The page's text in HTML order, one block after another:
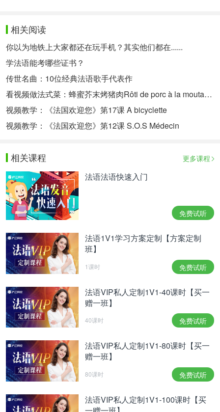
以上是为大家介绍的表示“地方”的法语词汇的相关内
容，希望对大家有一定的帮助。更多法语相关信息，
可以关注沪江网查询。
特别提醒：如果您对法语学习感兴趣，想要深入学
习，可以了解沪江网校精品课程，量身定制高效实用
200畅学卡。
相关热点：法语入门 休闲法语词汇 法语练习
相关阅读
你以为地铁上大家都还在玩手机？其实他们都在......
学法语能考哪些证书？
传世名曲：10位经典法语歌手代表作
看视频做法式菜：蜂蜜芥末烤猪肉Rôti de porc à la moutarde et miel
视频教学：《法国欢迎您》第17课 A bicyclette
视频教学：《法国欢迎您》第12课 S.O.S Médecin
相关课程 更多课程
法语法语快速入门
免费试听
法语1V1学习方案定制【方案定制
班】
1课时 免费试听
法语VIP私人定制1V1-40课时【买一
赠一班】
40课时 免费试听
法语VIP私人定制1V1-80课时【买一
赠一班】
80课时 免费试听
法语VIP私人定制1V1-100课时【买